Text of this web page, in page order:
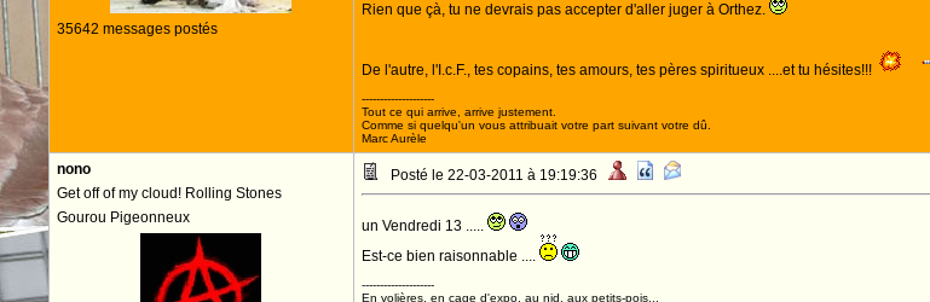
35642 messages postés
Rien que çà, tu ne devrais pas accepter d'aller juger à Orthez.
De l'autre, l'I.c.F., tes copains, tes amours, tes pères spiritueux ....et tu hésites!!!
--------------------
Tout ce qui arrive, arrive justement.
Comme si quelqu'un vous attribuait votre part suivant votre dû.
Marc Aurèle
nono
Get off of my cloud! Rolling Stones
Gourou Pigeonneux
Posté le 22-03-2011 à 19:19:36
un Vendredi 13 .....
Est-ce bien raisonnable ....
--------------------
En volières, en cage d'expo, au nid, aux petits-pois...